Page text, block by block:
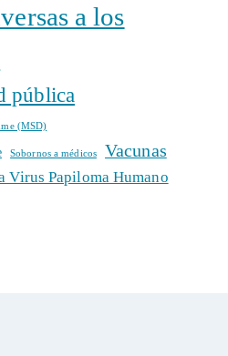
a los
pública
(MSD)
Sobornos a médicos Vacunas
Virus Papiloma Humano